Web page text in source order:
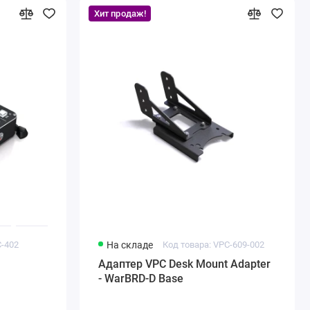
402
Хит продаж!
На складе Код товара: VPC-609-002
Адаптер VPC Desk Mount Adapter
- WarBRD-D Base